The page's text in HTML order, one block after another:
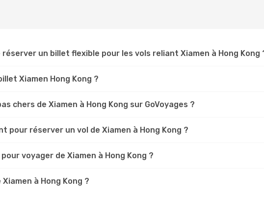
un billet flexible pour les vols reliant Xiamen à Hong Kong
Xiamen Hong Kong ?
chers de Xiamen à Hong Kong sur GoVoyages ?
pour réserver un vol de Xiamen à Hong Kong ?
voyager de Xiamen à Hong Kong ?
à Hong Kong ?